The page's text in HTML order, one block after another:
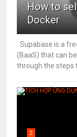
How to
Docker
Supabase is a
(BaaS) that can
through the steps
2